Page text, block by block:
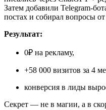
Затем добавили Telegram-
постах и собирал вопросы от
Результат:
0₽ на рекламу,
+58 000 визитов за 4
конверсия в лиды
Секрет — не в магии, а в